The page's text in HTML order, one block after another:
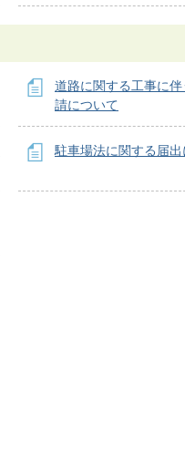
道路に関する工事に
請について
駐車場法に関する届